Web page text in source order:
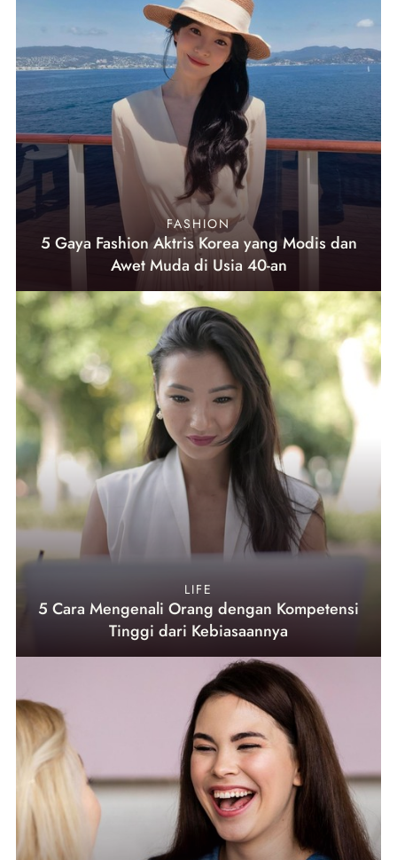
FASHION
5 Gaya Fashion Aktris Korea yang Modis dan
Awet Muda di Usia 40-an
LIFE
5 Cara Mengenali Orang dengan Kompetensi
Tinggi dari Kebiasaannya